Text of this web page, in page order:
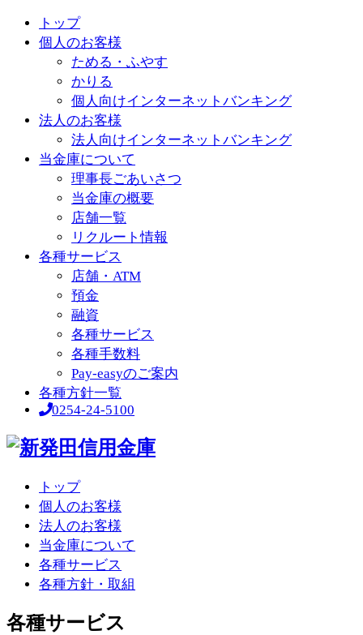
トップ
個人のお客様
ためる・ふやす
かりる
個人向けインターネットバンキング
法人のお客様
法人向けインターネットバンキング
当金庫について
理事長ごあいさつ
当金庫の概要
店舗一覧
リクルート情報
各種サービス
店舗・ATM
預金
融資
各種サービス
各種手数料
Pay-easyのご案内
各種方針一覧
0254-24-5100
トップ
個人のお客様
法人のお客様
当金庫について
各種サービス
各種方針・取組
各種サービス